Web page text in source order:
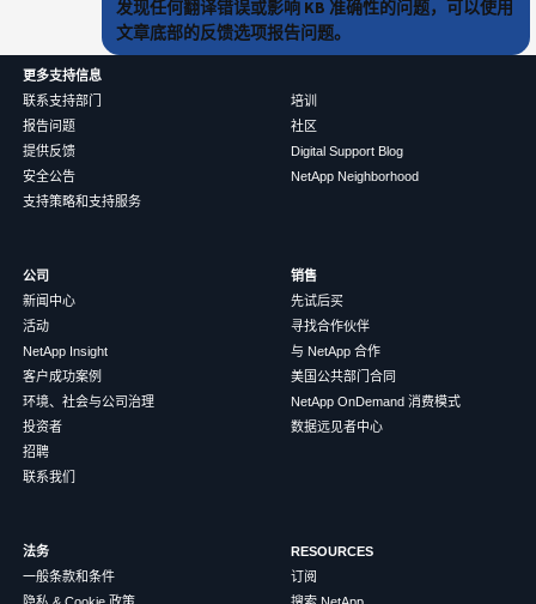
发现任何翻译错误或影响 KB 准确性的问题，可以使用
文章底部的反馈选项报告问题。
更多支持信息
联系支持部门
报告问题
提供反馈
安全公告
支持策略和支持服务
培训
社区
Digital Support Blog
NetApp Neighborhood
公司
新闻中心
活动
NetApp Insight
客户成功案例
环境、社会与公司治理
投资者
招聘
联系我们
销售
先试后买
寻找合作伙伴
与 NetApp 合作
美国公共部门合同
NetApp OnDemand 消费模式
数据远见者中心
法务
一般条款和条件
RESOURCES
订阅